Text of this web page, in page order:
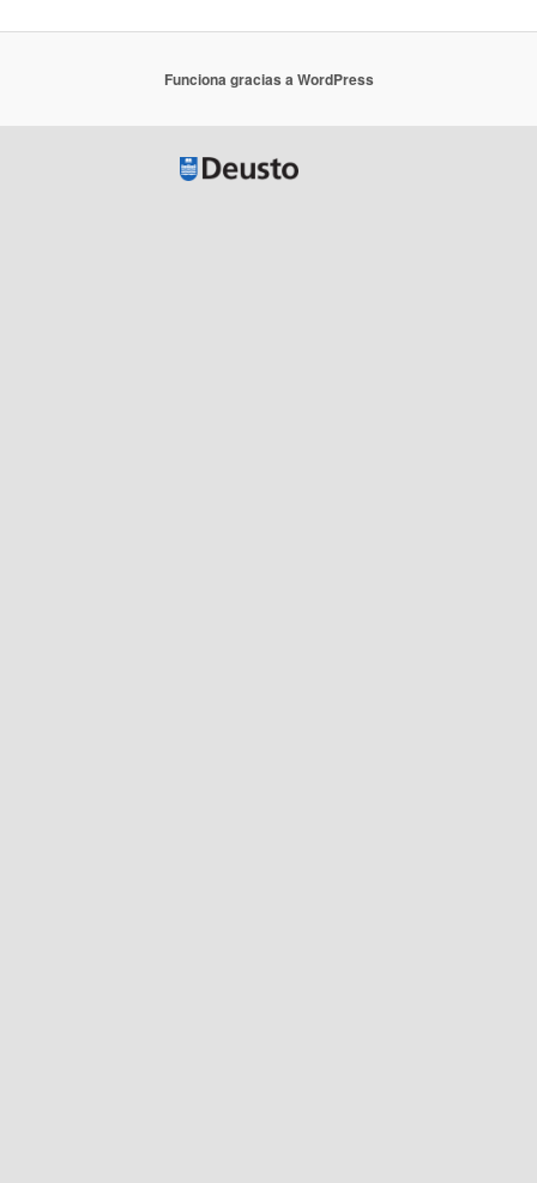
Funciona gracias a WordPress